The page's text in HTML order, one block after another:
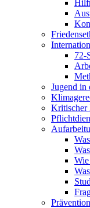
72-
Jugend in
Kritischer